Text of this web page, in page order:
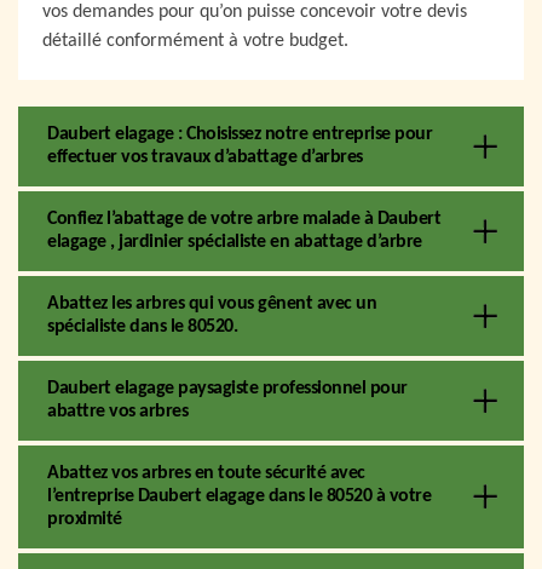
vos demandes pour qu’on puisse concevoir votre devis
détaillé conformément à votre budget.
Daubert elagage : Choisissez notre entreprise pour
effectuer vos travaux d’abattage d’arbres
Confiez l’abattage de votre arbre malade à Daubert
elagage , jardinier spécialiste en abattage d’arbre
Abattez les arbres qui vous gênent avec un
spécialiste dans le 80520.
Daubert elagage paysagiste professionnel pour
abattre vos arbres
Abattez vos arbres en toute sécurité avec
l’entreprise Daubert elagage dans le 80520 à votre
proximité